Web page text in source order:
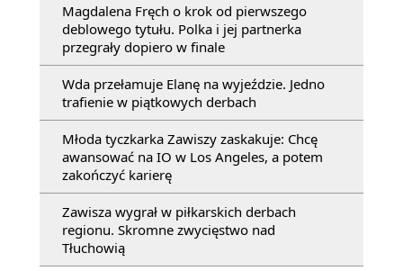
Magdalena Fręch o krok od pierwszego
deblowego tytułu. Polka i jej partnerka
przegrały dopiero w finale
Wda przełamuje Elanę na wyjeździe. Jedno
trafienie w piątkowych derbach
Młoda tyczkarka Zawiszy zaskakuje: Chcę
awansować na IO w Los Angeles, a potem
zakończyć karierę
Zawisza wygrał w piłkarskich derbach
regionu. Skromne zwycięstwo nad
Tłuchowią